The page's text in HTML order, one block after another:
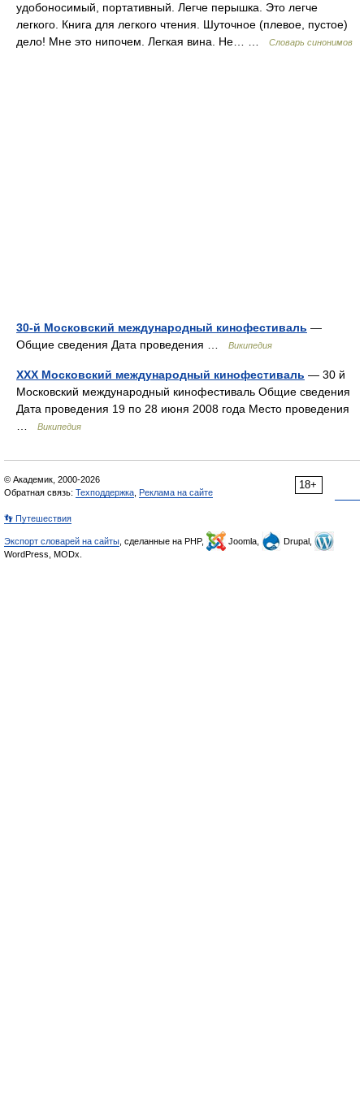
удобоносимый, портативный. Легче перышка. Это легче
легкого. Книга для легкого чтения. Шуточное (плевое, пустое)
дело! Мне это нипочем. Легкая вина. Не… …
Словарь синонимов
30-й Московский международный кинофестиваль —
Общие сведения Дата проведения …
Википедия
XXX Московский международный кинофестиваль — 30 й
Московский международный кинофестиваль Общие сведения
Дата проведения 19 по 28 июня 2008 года Место проведения
Википедия
18+
© Академик, 2000-2026
Обратная связь: Техподдержка Реклама на сайте
👣 Путешествия
Экспорт словарей на сайты , сделанные на PHP, Joomla,
Drupal,
WordPress, MODx.